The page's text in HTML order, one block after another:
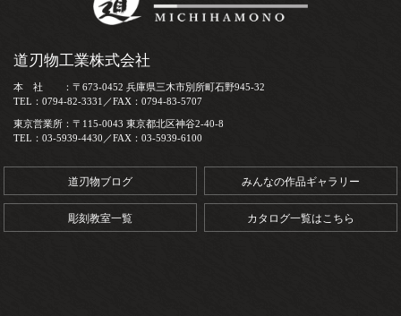
道刃物工業株式会社
本 社 ：〒673-0452 兵庫県三木市別所町石野945-32
TEL：0794-82-3331／FAX：0794-83-5707
東京営業所：〒115-0043 東京都北区神谷2-40-8
TEL：03-5939-4430／FAX：03-5939-6100
道刃物ブログ みんなの作品ギャラリー
彫刻教室一覧 カタログ一覧はこちら